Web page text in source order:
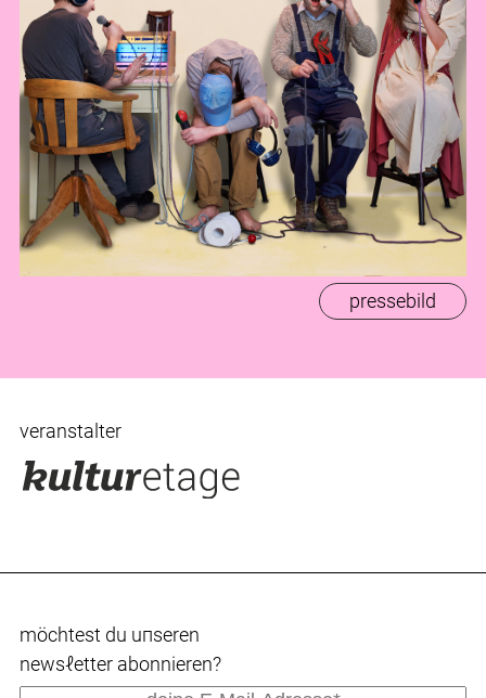
pressebild
veranstalter
möchtest du uпseren
newsℓetter abonnieren?